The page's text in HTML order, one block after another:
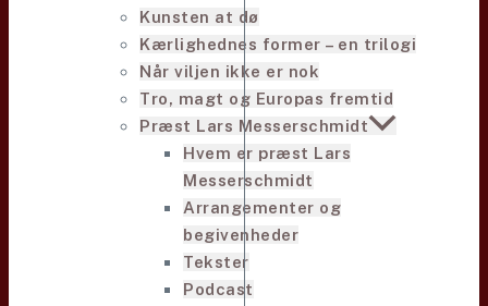
Kunsten at dø
Kærlighednes former – en trilogi
Når viljen ikke er nok
Tro, magt og Europas fremtid
Præst Lars Messerschmidt
Hvem er præst Lars
Messerschmidt
Arrangementer og
begivenheder
Tekster
Podcast